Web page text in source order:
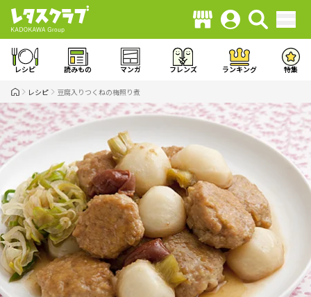
レシピ 読みもの マンガ フレンズ ランキング 特集
レシピ 豆腐入りつくねの梅照り煮